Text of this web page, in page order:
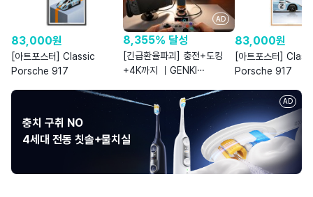
83,000원
[아트포스터] Classic
Porsche 917
AD
8,355% 달성
[긴급환율파괴] 충전+도킹
+4K까지 ｜GENKI
83,000원
[아트포스터]
Porsche 917
충치 구취 NO
4세대 전동 칫솔+물치실
AD